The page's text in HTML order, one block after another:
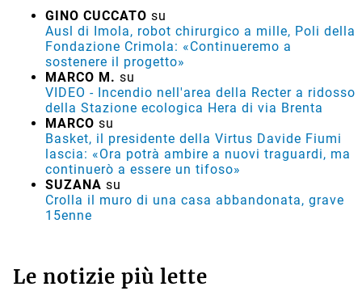
GINO CUCCATO su
Ausl di Imola, robot chirurgico a mille, Poli della
Fondazione Crimola: «Continueremo a
sostenere il progetto»
MARCO M. su
VIDEO - Incendio nell'area della Recter a ridosso
della Stazione ecologica Hera di via Brenta
MARCO su
Basket, il presidente della Virtus Davide Fiumi
lascia: «Ora potrà ambire a nuovi traguardi, ma
continuerò a essere un tifoso»
SUZANA su
Crolla il muro di una casa abbandonata, grave
15enne
Le notizie più lette